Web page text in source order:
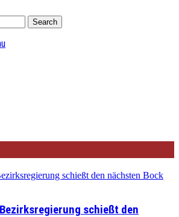
schießt den